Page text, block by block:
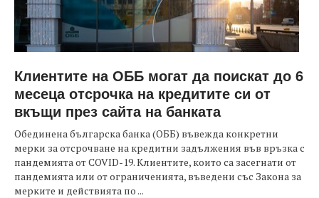
Клиентите на ОББ могат да поискат до 6
месеца отсрочка на кредитите си от
вкъщи през сайта на банката
Обединена българска банка (ОББ) въвежда конкретни
мерки за отсрочване на кредитни задължения във връзка с
пандемията от COVID-19. Клиентите, които са засегнати от
пандемията или от ограниченията, въведени със Закона за
мерките и действията по ...